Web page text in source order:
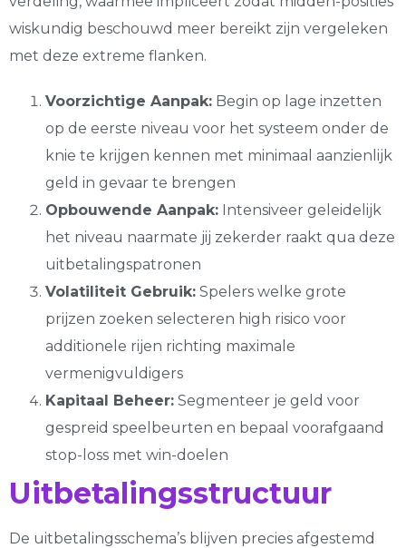
wiskundig beschouwd meer bereikt zijn vergeleken
met deze extreme flanken.
Voorzichtige Aanpak: Begin op lage inzetten
op de eerste niveau voor het systeem onder de
knie te krijgen kennen met minimaal aanzienlijk
geld in gevaar te brengen
Opbouwende Aanpak: Intensiveer geleidelijk
het niveau naarmate jij zekerder raakt qua deze
uitbetalingspatronen
Volatiliteit Gebruik: Spelers welke grote
prijzen zoeken selecteren high risico voor
additionele rijen richting maximale
vermenigvuldigers
Kapitaal Beheer: Segmenteer je geld voor
gespreid speelbeurten en bepaal voorafgaand
stop-loss met win-doelen
Uitbetalingsstructuur
De uitbetalingsschema’s blijven precies afgestemd